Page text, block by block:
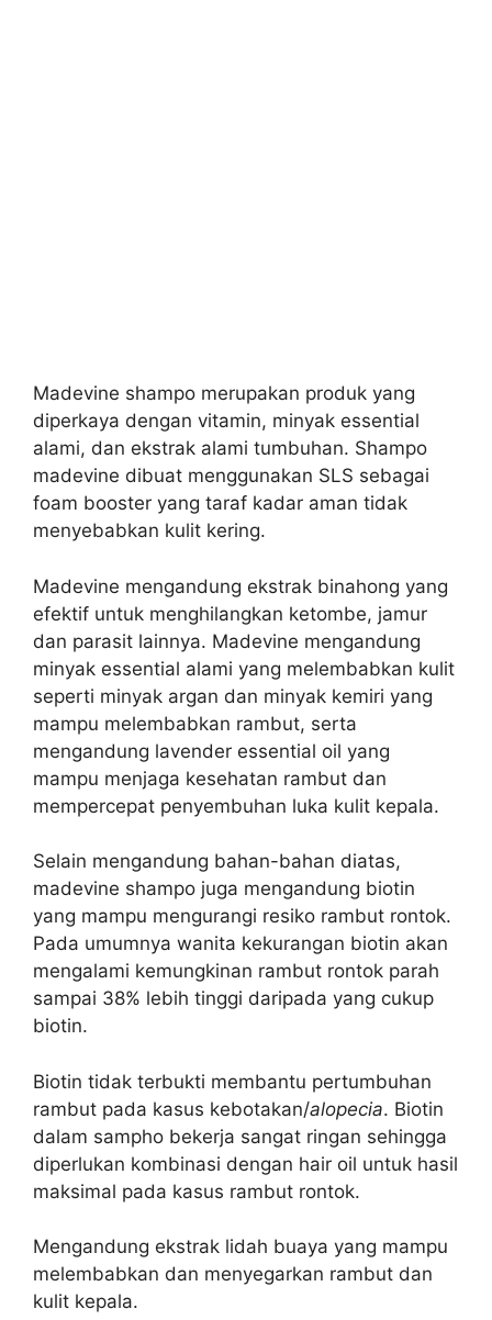
Madevine shampo merupakan produk yang
diperkaya dengan vitamin, minyak essential
alami, dan ekstrak alami tumbuhan. Shampo
madevine dibuat menggunakan SLS sebagai
foam booster yang taraf kadar aman tidak
menyebabkan kulit kering.
Madevine mengandung ekstrak binahong yang
efektif untuk menghilangkan ketombe, jamur
dan parasit lainnya. Madevine mengandung
minyak essential alami yang melembabkan kulit
seperti minyak argan dan minyak kemiri yang
mampu melembabkan rambut, serta
mengandung lavender essential oil yang
mampu menjaga kesehatan rambut dan
mempercepat penyembuhan luka kulit kepala.
Selain mengandung bahan-bahan diatas,
madevine shampo juga mengandung biotin
yang mampu mengurangi resiko rambut rontok.
Pada umumnya wanita kekurangan biotin akan
mengalami kemungkinan rambut rontok parah
sampai 38% lebih tinggi daripada yang cukup
biotin.
Biotin tidak terbukti membantu pertumbuhan
rambut pada kasus kebotakan/alopecia. Biotin
dalam sampho bekerja sangat ringan sehingga
diperlukan kombinasi dengan hair oil untuk hasil
maksimal pada kasus rambut rontok.
Mengandung ekstrak lidah buaya yang mampu
melembabkan dan menyegarkan rambut dan
kulit kepala.